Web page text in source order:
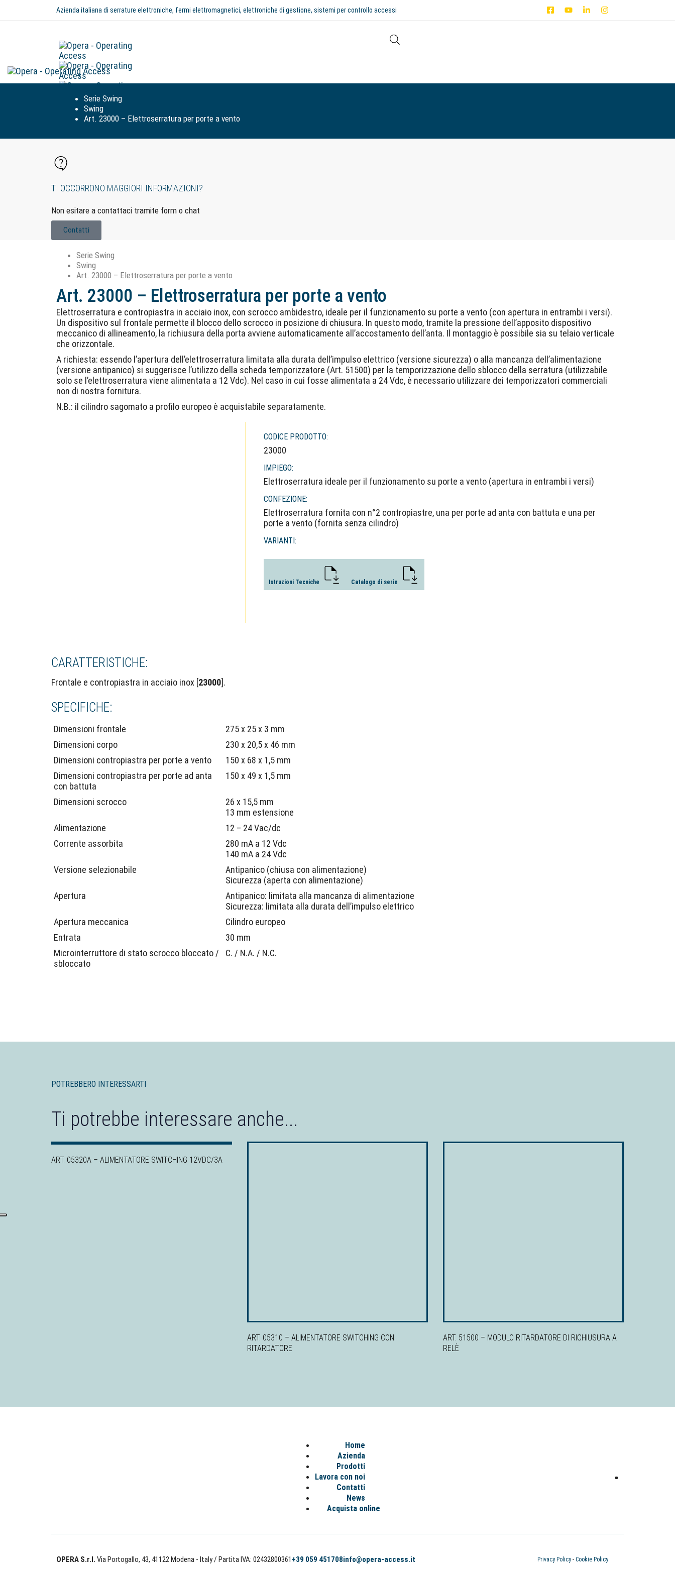
Azienda italiana di serrature elettroniche, fermi elettromagnetici, elettroniche di gestione, sistemi per controllo accessi
Serie Swing
Swing
Art. 23000 – Elettroserratura per porte a vento
TI OCCORRONO MAGGIORI INFORMAZIONI?
Non esitare a contattaci tramite form o chat
Contatti
Serie Swing
Swing
Art. 23000 – Elettroserratura per porte a vento
Art. 23000 – Elettroserratura per porte a vento
Elettroserratura e contropiastra in acciaio inox, con scrocco ambidestro, ideale per il funzionamento su porte a vento (con apertura in entrambi i versi).
Un dispositivo sul frontale permette il blocco dello scrocco in posizione di chiusura. In questo modo, tramite la pressione dell’apposito dispositivo
meccanico di allineamento, la richiusura della porta avviene automaticamente all’accostamento dell’anta. Il montaggio è possibile sia su telaio verticale
che orizzontale.
A richiesta: essendo l’apertura dell’elettroserratura limitata alla durata dell’impulso elettrico (versione sicurezza) o alla mancanza dell’alimentazione
(versione antipanico) si suggerisce l’utilizzo della scheda temporizzatore (Art. 51500) per la temporizzazione dello sblocco della serratura (utilizzabile
solo se l’elettroserratura viene alimentata a 12 Vdc). Nel caso in cui fosse alimentata a 24 Vdc, è necessario utilizzare dei temporizzatori commerciali
non di nostra fornitura.
N.B.: il cilindro sagomato a profilo europeo è acquistabile separatamente.
CODICE PRODOTTO:
23000
IMPIEGO:
Elettroserratura ideale per il funzionamento su porte a vento (apertura in entrambi i versi)
CONFEZIONE:
Elettroserratura fornita con n°2 contropiastre, una per porte ad anta con battuta e una per
porte a vento (fornita senza cilindro)
VARIANTI:
Istruzioni Tecniche Catalogo di serie
CARATTERISTICHE:
Frontale e contropiastra in acciaio inox [23000].
SPECIFICHE:
Dimensioni frontale
275 x 25 x 3 mm
Dimensioni corpo
230 x 20,5 x 46 mm
Dimensioni contropiastra per porte a vento
150 x 68 x 1,5 mm
Dimensioni contropiastra per porte ad anta
con battuta
150 x 49 x 1,5 mm
Dimensioni scrocco
26 x 15,5 mm
13 mm estensione
Alimentazione
12 – 24 Vac/dc
Corrente assorbita
280 mA a 12 Vdc
140 mA a 24 Vdc
Versione selezionabile
Antipanico (chiusa con alimentazione)
Sicurezza (aperta con alimentazione)
Apertura
Antipanico: limitata alla mancanza di alimentazione
Sicurezza: limitata alla durata dell’impulso elettrico
Apertura meccanica
Cilindro europeo
Entrata
30 mm
Microinterruttore di stato scrocco bloccato /
sbloccato
C. / N.A. / N.C.
POTREBBERO INTERESSARTI
Ti potrebbe interessare anche...
ART. 05320A – ALIMENTATORE SWITCHING 12VDC/3A
ART. 05310 – ALIMENTATORE SWITCHING CON
RITARDATORE
ART. 51500 – MODULO RITARDATORE DI RICHIUSURA A
RELÈ
Home
Azienda
Prodotti
Lavora con noi
Contatti
News
Acquista online
OPERA S.r.l. Via Portogallo, 43, 41122 Modena - Italy/ Partita IVA: 02432800361 +39 059 451708info@opera-access.it Privacy Policy- Cookie Policy